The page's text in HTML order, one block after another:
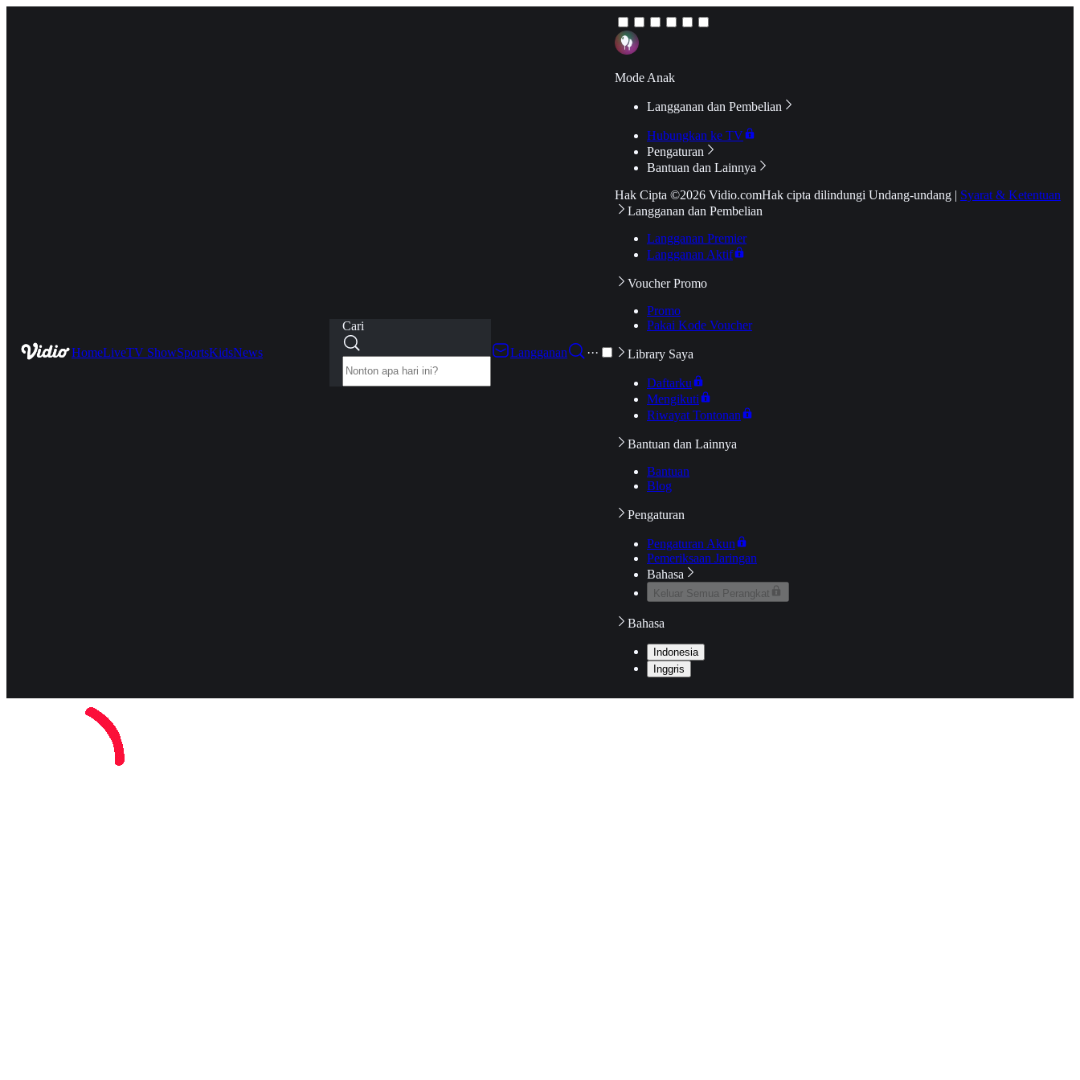
HomeLiveTV ShowSportsKidsNews
Cari
Langganan
···
Mode Anak
Langganan dan Pembelian
Hubungkan ke TV
Pengaturan
Bantuan dan Lainnya
Hak Cipta ©2026 Vidio.comHak cipta dilindungi Undang-undang | Syarat & Ketentuan
Langganan dan Pembelian
Langganan Premier
Langganan Aktif
Voucher Promo
Promo
Pakai Kode Voucher
Library Saya
Daftarku
Mengikuti
Riwayat Tontonan
Bantuan dan Lainnya
Bantuan
Blog
Pengaturan
Pengaturan Akun
Pemeriksaan Jaringan
Bahasa
Keluar Semua Perangkat
Bahasa
Indonesia
Inggris